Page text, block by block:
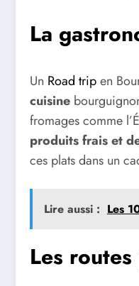
La
Un Road tripen
cuisine
fromages comme
produits frais et
ces plats dans un
Lire aussi : Les
Les